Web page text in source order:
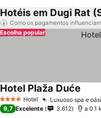
Hotéis em Dugi Rat
Como os pagamentos
Escolha popular
4 EstrelasHotel Luxuoso spa e
Hotel Plaža Duće
9,7 Excelente 3.612 a 0.1